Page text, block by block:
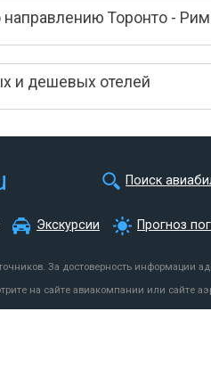
направлению Торонто - Рим
и дешевых отелей
Поиск
Экскурсии Прогноз
За достоверность информации
на сайте авиакомпании или сайте